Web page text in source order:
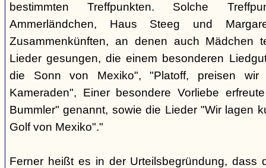
bestimmten Treffpunkten. Solche
Ammerländchen, Haus Steeg und
Zusammenkünften, an denen auch Mädchen
Lieder gesungen, die einem besonderen
die Sonn von Mexiko", "Platoff, preisen
Kameraden", Einer besondere Vorliebe
Bummler" genannt, sowie die Lieder "Wir lagen
Golf von Mexiko"."
Ferner heißt es in der Urteilsbegründung, dass